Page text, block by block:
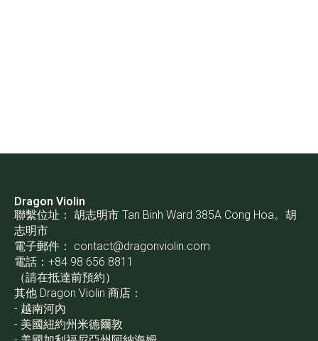
Dragon Violin
聯繫位址： 胡志明市 Tan Binh Ward 385A Cong Hoa。胡
志明市
電子郵件： contact@dragonviolin.com
電話：+84 98 656 8811
（請在抵達前預約）
其他 Dragon Violin 商店：
- 越南河內
- 美國紐約州米德爾敦